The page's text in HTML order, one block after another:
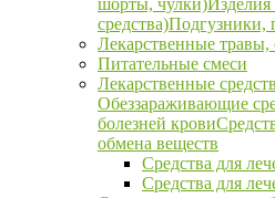
шорты, чулки)Изделия
средства)Подгузники,
Лекарственные травы,
Питательные смеси
Лекарственные
Обеззараживающие
болезней крови
обмена веществ
Средства для
Средства для